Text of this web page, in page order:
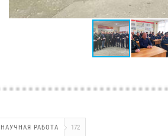
НАУЧНАЯ РАБОТА 172